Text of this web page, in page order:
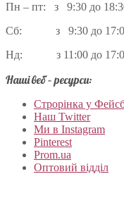
Пн – пт: з 9:30 до
Сб: з 9:30 до
Нд: з 11:00 до
Наші веб – ресурси:
Строрінка у
Наш Twitter
Ми в Instagram
Pinterest
Prom.ua
Оптовий відділ